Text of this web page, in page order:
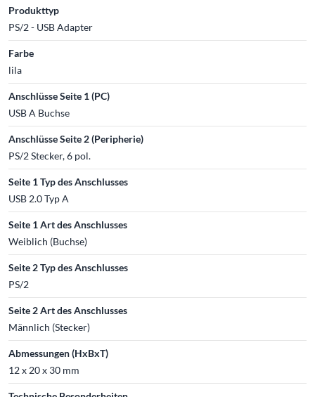
Produkttyp
PS/2 - USB Adapter
Farbe
lila
Anschlüsse Seite 1 (PC)
USB A Buchse
Anschlüsse Seite 2 (Peripherie)
PS/2 Stecker, 6 pol.
Seite 1 Typ des Anschlusses
USB 2.0 Typ A
Seite 1 Art des Anschlusses
Weiblich (Buchse)
Seite 2 Typ des Anschlusses
PS/2
Seite 2 Art des Anschlusses
Männlich (Stecker)
Abmessungen (HxBxT)
12 x 20 x 30 mm